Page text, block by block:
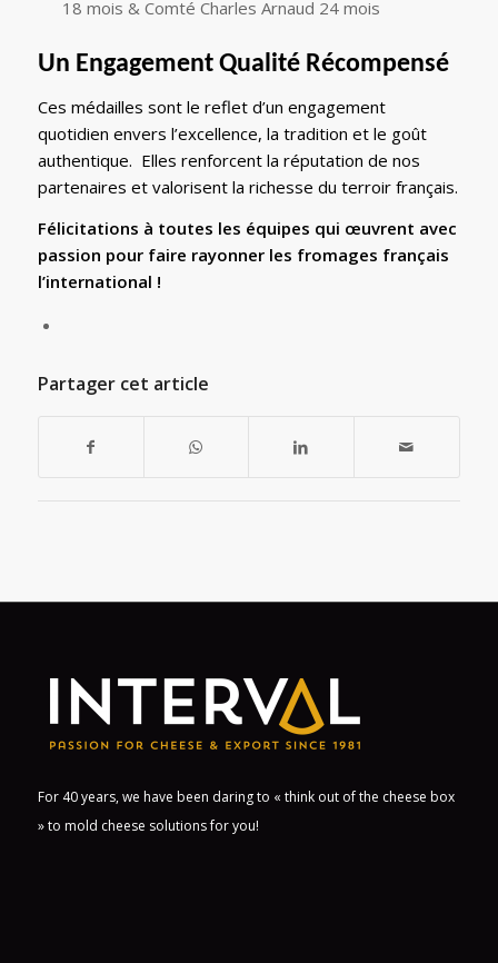
18 mois & Comté Charles Arnaud 24 mois
Un Engagement Qualité Récompensé
Ces médailles sont le reflet d’un engagement
quotidien envers l’excellence, la tradition et le goût
authentique. Elles renforcent la réputation de nos
partenaires et valorisent la richesse du terroir français.
Félicitations à toutes les équipes qui œuvrent avec
passion pour faire rayonner les fromages français
l’international !
Partager cet article
For 40 years, we have been daring to « think out of the cheese box
» to mold cheese solutions for you!